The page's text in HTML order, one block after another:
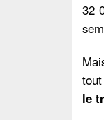
32
le